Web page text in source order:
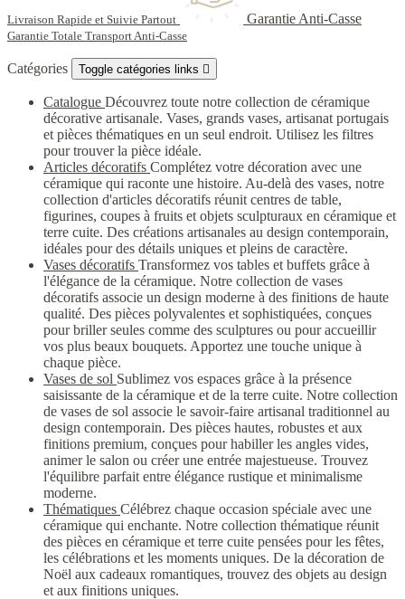
Livraison Rapide et Suivie Partout Garantie Anti-Casse
Garantie Totale Transport Anti-Casse
Catégories Toggle catégories links 
Catalogue Découvrez toute notre collection de céramique
décorative artisanale. Vases, grands vases, artisanat portugais
et pièces thématiques en un seul endroit. Utilisez les filtres
pour trouver la pièce idéale.
Articles décoratifs Complétez votre décoration avec une
céramique qui raconte une histoire. Au-delà des vases, notre
collection d'articles décoratifs réunit centres de table,
figurines, coupes à fruits et objets sculpturaux en céramique et
terre cuite. Des créations artisanales au design contemporain,
idéales pour des détails uniques et pleins de caractère.
Vases décoratifs Transformez vos tables et buffets grâce à
l'élégance de la céramique. Notre collection de vases
décoratifs associe un design moderne à des finitions de haute
qualité. Des pièces polyvalentes et sophistiquées, conçues
pour briller seules comme des sculptures ou pour accueillir
vos plus beaux bouquets. Apportez une touche unique à
chaque pièce.
Vases de sol Sublimez vos espaces grâce à la présence
saisissante de la céramique et de la terre cuite. Notre collection
de vases de sol associe le savoir-faire artisanal traditionnel au
design contemporain. Des pièces hautes, robustes et aux
finitions premium, conçues pour habiller les angles vides,
animer le salon ou créer une entrée majestueuse. Trouvez
l'équilibre parfait entre élégance rustique et minimalisme
moderne.
Thématiques Célébrez chaque occasion spéciale avec une
céramique qui enchante. Notre collection thématique réunit
des pièces en céramique et terre cuite pensées pour les fêtes,
les célébrations et les moments uniques. De la décoration de
Noël aux cadeaux romantiques, trouvez des objets au design
et aux finitions uniques.